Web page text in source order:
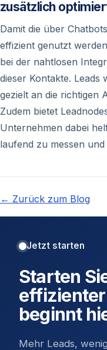
zusätzlich
Damit die über
effizient genutzt
bei der nahtlosen
dieser Kontakte. Leads
gezielt an die richtigen
Zudem bietet
Unternehmen dabei
laufend zu messen
← Zurück zum Blog
Jetzt starten
Starten
beginnt
Mehr Leads,